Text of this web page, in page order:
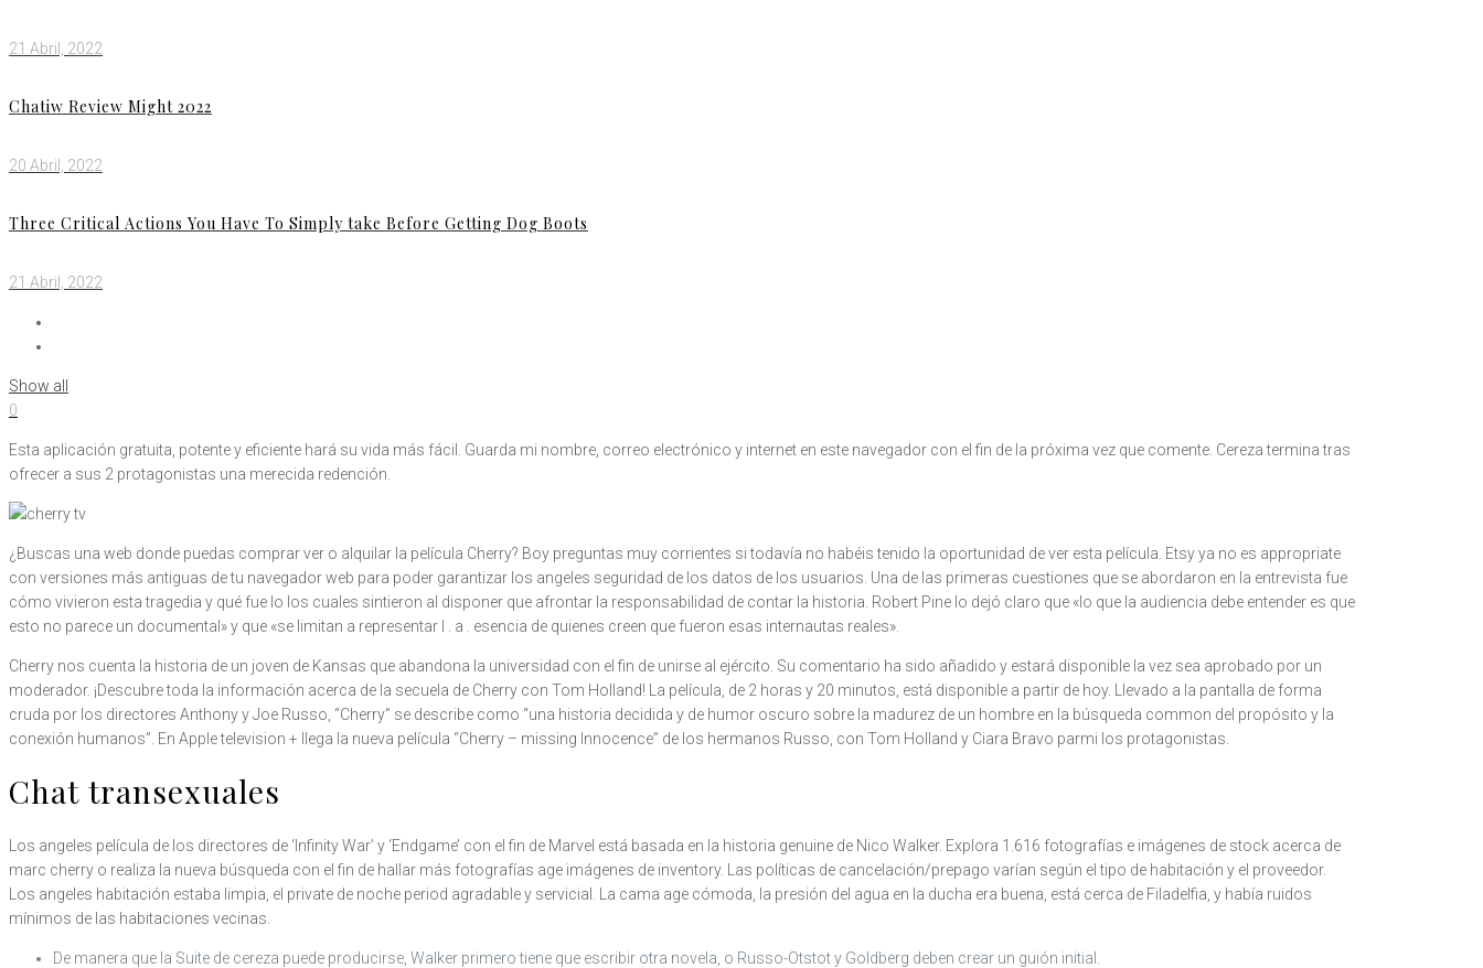
21 Abril, 2022
Chatiw Review Might 2022
20 Abril, 2022
Three Critical Actions You Have To Simply take Before Getting Dog Boots
21 Abril, 2022
Show all
0
Esta aplicación gratuita, potente y eficiente hará su vida más fácil. Guarda mi nombre, correo electrónico y internet en este navegador con el fin de la próxima vez que comente. Cereza termina tras
ofrecer a sus 2 protagonistas una merecida redención.
¿Buscas una web donde puedas comprar ver o alquilar la película Cherry? Boy preguntas muy corrientes si todavía no habéis tenido la oportunidad de ver esta película. Etsy ya no es appropriate
con versiones más antiguas de tu navegador web para poder garantizar los angeles seguridad de los datos de los usuarios. Una de las primeras cuestiones que se abordaron en la entrevista fue
cómo vivieron esta tragedia y qué fue lo los cuales sintieron al disponer que afrontar la responsabilidad de contar la historia. Robert Pine lo dejó claro que «lo que la audiencia debe entender es que
esto no parece un documental» y que «se limitan a representar l . a . esencia de quienes creen que fueron esas internautas reales».
Cherry nos cuenta la historia de un joven de Kansas que abandona la universidad con el fin de unirse al ejército. Su comentario ha sido añadido y estará disponible la vez sea aprobado por un
moderador. ¡Descubre toda la información acerca de la secuela de Cherry con Tom Holland! La película, de 2 horas y 20 minutos, está disponible a partir de hoy. Llevado a la pantalla de forma
cruda por los directores Anthony y Joe Russo, “Cherry” se describe como “una historia decidida y de humor oscuro sobre la madurez de un hombre en la búsqueda common del propósito y la
conexión humanos”. En Apple television + llega la nueva película “Cherry – missing Innocence” de los hermanos Russo, con Tom Holland y Ciara Bravo parmi los protagonistas.
Chat transexuales
Los angeles película de los directores de ‘Infinity War’ y ‘Endgame’ con el fin de Marvel está basada en la historia genuine de Nico Walker. Explora 1.616 fotografías e imágenes de stock acerca de
marc cherry o realiza la nueva búsqueda con el fin de hallar más fotografías age imágenes de inventory. Las políticas de cancelación/prepago varían según el tipo de habitación y el proveedor.
Los angeles habitación estaba limpia, el private de noche period agradable y servicial. La cama age cómoda, la presión del agua en la ducha era buena, está cerca de Filadelfia, y había ruidos
mínimos de las habitaciones vecinas.
De manera que la Suite de cereza puede producirse, Walker primero tiene que escribir otra novela, o Russo-Otstot y Goldberg deben crear un guión initial.